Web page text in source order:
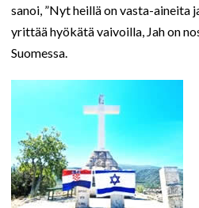
sanoi, ”Nyt heillä on vasta-aineita
yrittää hyökätä vaivoilla, Jah on
Suomessa.